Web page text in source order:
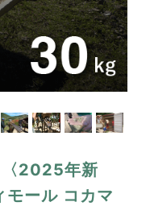
〈2025年新
モール コカマ